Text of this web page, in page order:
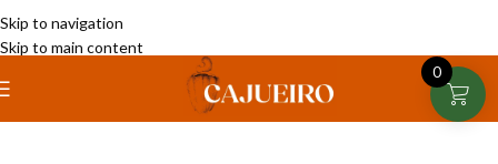
Skip to navigation
Skip to main content
0